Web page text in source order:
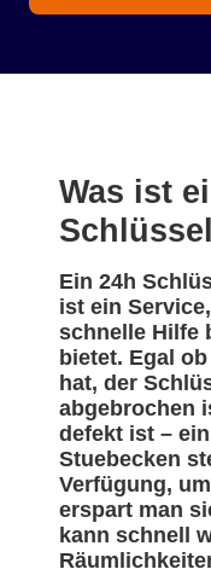
Was ist
Ein 24h
ist ein
schnelle Hilfe
bietet. Egal
hat, der
abgebrochen
defekt ist –
Stuebecken
Verfügung,
erspart man
kann schnell